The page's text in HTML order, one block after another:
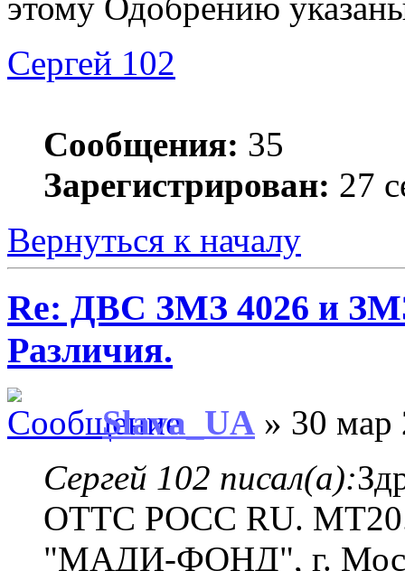
Сергей 102
Сообщения: 35
Зарегистрирован: 27
Вернуться к началу
Re: ДВС ЗМЗ 4026 и
Различия.
Slava_UA » 30 мар
Сергей 102 писал(а):
ОТТС РОСС RU.
"МАДИ-ФОНД", г.